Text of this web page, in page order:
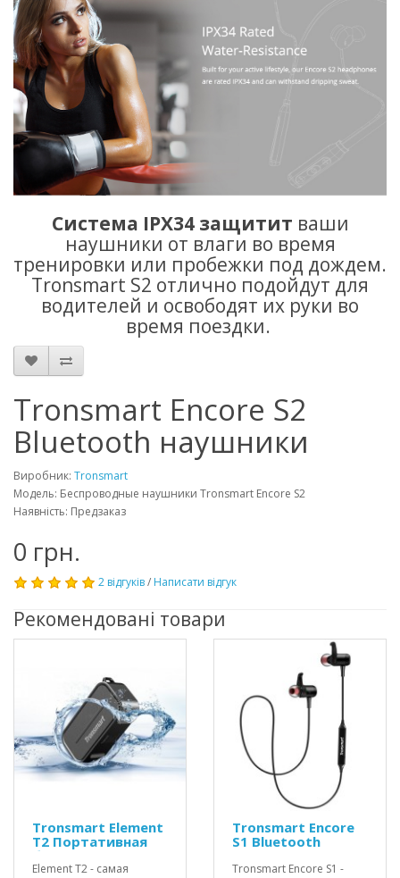
Система IPX34 защитит ваши
наушники от влаги во время
тренировки или пробежки под дождем.
Tronsmart S2 отлично подойдут для
водителей и освободят их руки во
время поездки.
Tronsmart Encore S2
Bluetooth наушники
Виробник: Tronsmart
Модель: Беспроводные наушники Tronsmart Encore S2
Наявність: Предзаказ
0 грн.
2 відгуків/ Написати відгук
Рекомендовані товари
Tronsmart Element
T2 Портативная
блютуз колонка
Element T2 - самая
Tronsmart Encore
S1 Bluetooth
Tronsmart Encore S1 -